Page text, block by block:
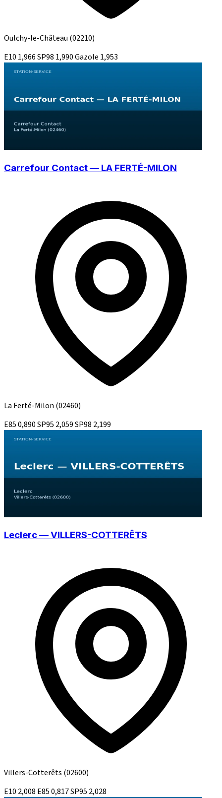
Oulchy-le-Château (02210)
E10 1,966SP98 1,990Gazole 1,953
Carrefour Contact — LA FERTÉ-MILON
La Ferté-Milon (02460)
E850,890SP95 2,059SP98 2,199
Leclerc — VILLERS-COTTERÊTS
Villers-Cotterêts (02600)
E10 2,008 E850,817SP95 2,028